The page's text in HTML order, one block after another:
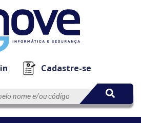
Cadastre-se
EmpresaAutomação